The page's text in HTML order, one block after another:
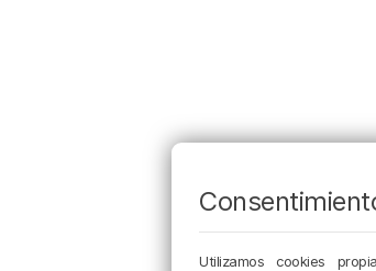
Utilizamos cookies